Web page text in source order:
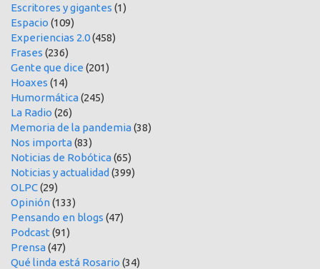
Escritores y gigantes (1)
Espacio (109)
Experiencias 2.0(458)
Frases (236)
Gente que dice (201)
Hoaxes (14)
Humormática(245)
La Radio (26)
Memoria de la pandemia(38)
Nos importa(83)
Noticias de Robótica(65)
Noticias y actualidad (399)
OLPC(29)
Opinión(133)
Pensando en blogs (47)
Podcast (91)
Prensa(47)
Qué linda está Rosario (34)